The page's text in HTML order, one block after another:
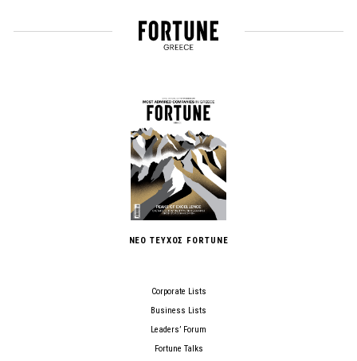
ΝΕΟ ΤΕΥΧΟΣ FORTUNE
Corporate Lists
Business Lists
Leaders’ Forum
Fortune Talks